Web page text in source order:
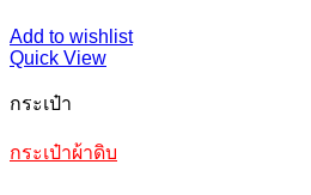
Add to wishlist
Quick View
กระเป๋า
กระเป๋าผ้าดิบ